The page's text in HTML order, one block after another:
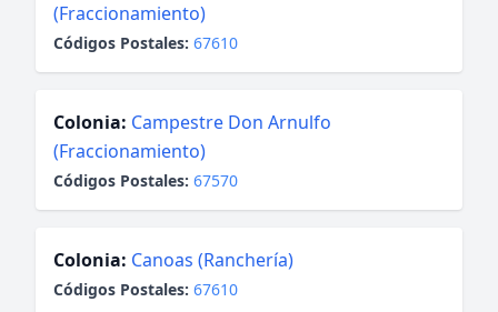
(Fraccionamiento)
Códigos Postales: 67610
Colonia: Campestre Don Arnulfo
(Fraccionamiento)
Códigos Postales: 67570
Colonia: Canoas (Ranchería)
Códigos Postales: 67610